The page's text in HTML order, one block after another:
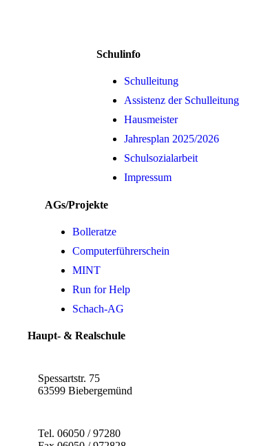
Schulinfo
Schulleitung
Assistenz der Schulleitung
Hausmeister
Jahresplan 2025/2026
Schulsozialarbeit
Impressum
AGs/Projekte
Bolleratze
Computerführerschein
MINT
Run for Help
Schach-AG
Haupt- & Realschule
Spessartstr. 75
63599 Biebergemünd
Tel. 06050 / 97280